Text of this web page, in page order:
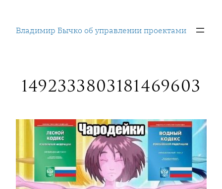
содержимому
Владимир Бычко об управлении проектами
1492333803181469603